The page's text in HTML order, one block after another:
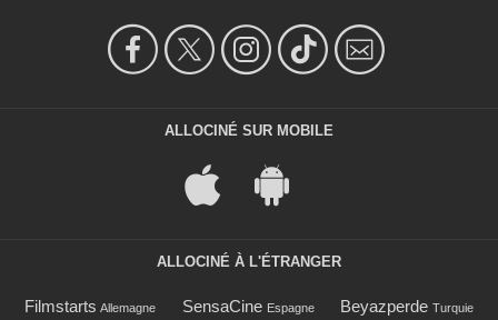
ALLOCINÉ SUR MOBILE
ALLOCINÉ À L'ÉTRANGER
Filmstarts Allemagne SensaCine Espagne Beyazperde Turquie